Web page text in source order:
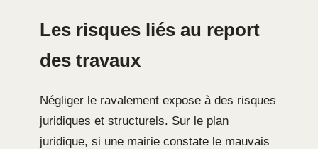
Les risques liés au report
des travaux
Négliger le ravalement expose à des risques
juridiques et structurels. Sur le plan
juridique, si une mairie constate le mauvais